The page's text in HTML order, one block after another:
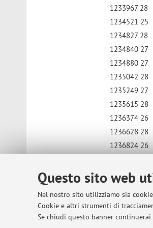
Questo sito web
Nel nostro sito utilizziamo sia
Cookie e altri strumenti di
Se chiudi questo banner
1233967 28
1234521 25
1234827 28
1234840 27
1234880 27
1235042 28
1235249 27
1235615 28
1236374 26
1236628 28
1236824 26
1240502 28
1247911 28
1900142912